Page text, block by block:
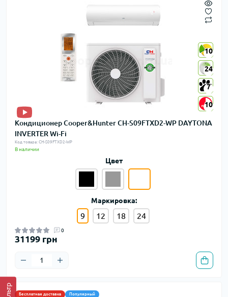
10
24
7
10
10
24
7
10
Кондиционер Cooper&Hunter CH-S09FTXD2-WP DAYTONA
INVERTER Wi-Fi
Код товара: CH-S09FTXD2-WP
В наличии
Цвет
Маркировка:
9 12 18 24
0
31199 грн
Бесплатная доставка Популярный